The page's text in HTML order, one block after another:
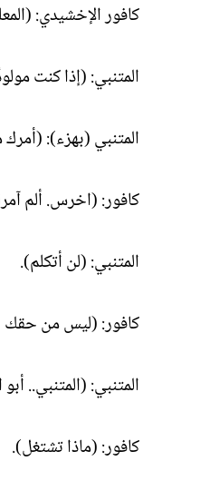
كافور الإخشيدي:
المتنبي: (إذا كنت
المتنبي (بهزء):
كافور: (اخرس. ألم
المتنبي: (لن أتكلم).
كافور: (ليس من حقك
المتنبي: (المتنبي..
كافور: (ماذا تشتغل).